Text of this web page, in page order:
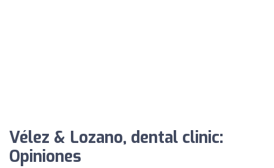
Vélez & Lozano, dental clinic:
Opiniones